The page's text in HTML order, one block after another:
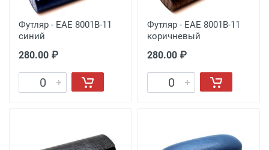
Футляр - EAE 8001B-11
синий
280.00 ₽
Футляр - EAE 8001B-11
коричневый
280.00 ₽